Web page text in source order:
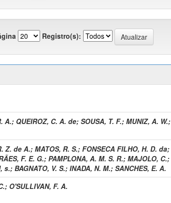
Registro(s):
A.; QUEIROZ, C. A. de; SOUSA, T. F.; MUNIZ, A. W.;
Z. de A.; MATOS, R. S.; FONSECA FILHO, H. D. da;
F. E. G.; PAMPLONA, A. M. S. R.; MAJOLO, C.;
s.; BAGNATO, V. S.; INADA, N. M.; SANCHES, E. A.
; O'SULLIVAN, F. A.